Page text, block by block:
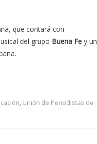
que contará con
del grupo Buena Fe y un
, Unión de Periodistas de